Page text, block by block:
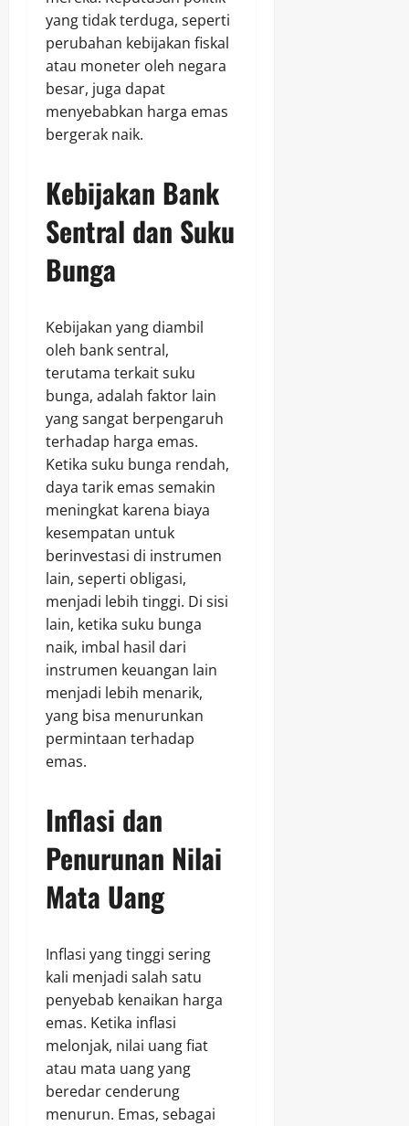
yang tidak terduga, seperti
perubahan kebijakan fiskal
atau moneter oleh negara
besar, juga dapat
menyebabkan harga emas
bergerak naik.
Kebijakan Bank
Sentral dan Suku
Bunga
Kebijakan yang diambil
oleh bank sentral,
terutama terkait suku
bunga, adalah faktor lain
yang sangat berpengaruh
terhadap harga emas.
Ketika suku bunga rendah,
daya tarik emas semakin
meningkat karena biaya
kesempatan untuk
berinvestasi di instrumen
lain, seperti obligasi,
menjadi lebih tinggi. Di sisi
lain, ketika suku bunga
naik, imbal hasil dari
instrumen keuangan lain
menjadi lebih menarik,
yang bisa menurunkan
permintaan terhadap
emas.
Inflasi dan
Penurunan Nilai
Mata Uang
Inflasi yang tinggi sering
kali menjadi salah satu
penyebab kenaikan harga
emas. Ketika inflasi
melonjak, nilai uang fiat
atau mata uang yang
beredar cenderung
menurun. Emas, sebagai